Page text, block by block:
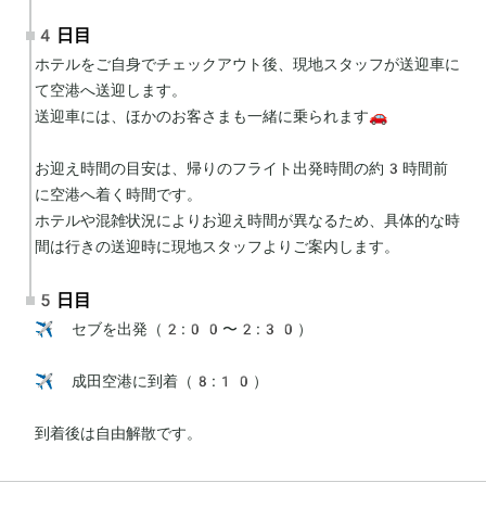
4日目
ホテルをご自身でチェックアウト後、現地スタッフが送迎車に
て空港へ送迎します。
送迎車には、ほかのお客さまも一緒に乗られます🚗
お迎え時間の目安は、帰りのフライト出発時間の約3時間前
に空港へ着く時間です。
ホテルや混雑状況によりお迎え時間が異なるため、具体的な時
間は行きの送迎時に現地スタッフよりご案内します。
5日目
✈️ セブを出発（2:00〜2:30）
✈️ 成田空港に到着（8:10）
到着後は自由解散です。